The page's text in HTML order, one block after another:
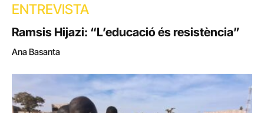
ENTREVISTA
Ramsis Hijazi: “L’educació és resistència”
Ana Basanta